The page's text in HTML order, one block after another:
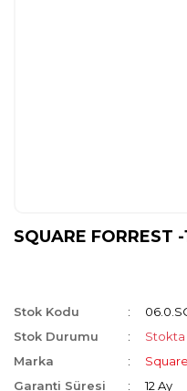
SQUARE FORREST
Stok Kodu
Stok Durumu
Stokta
Marka
Square
Garanti Süresi
12 Ay